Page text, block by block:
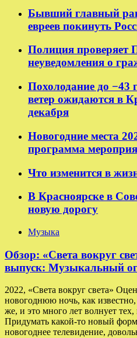
Бывший главный
евреев покинуть
Полиция проверяет
неуведомления о
Похолодание до −43
ветер ожидаются в
декабря
Новогодние места
программа
Что изменится в
В Красноярске в
новую дорогу
Музыка
Обзор: «Света вокруг
выпуск: Музыкальный
2022, «Света вокруг света»
новогоднюю ночь, как
же, и это много лет волнует тех,
Придумать какой-то новый
новогоднее телевидение,